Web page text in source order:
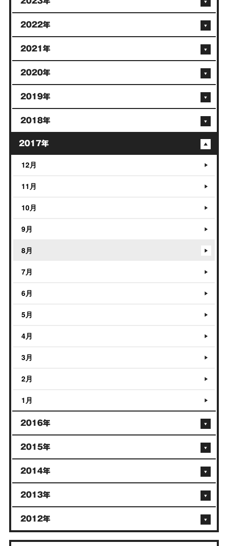
2022年
2021年
2020年
2019年
2018年
2017年
12月
11月
10月
9月
8月
7月
6月
5月
4月
3月
2月
1月
2016年
2015年
2014年
2013年
2012年